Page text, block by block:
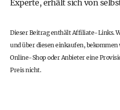
Experte, erhält sich von
Dieser Beitrag enthält Affiliate-Links.
und über diesen einkaufen,
Online-Shop oder Anbieter eine
Preis nicht.